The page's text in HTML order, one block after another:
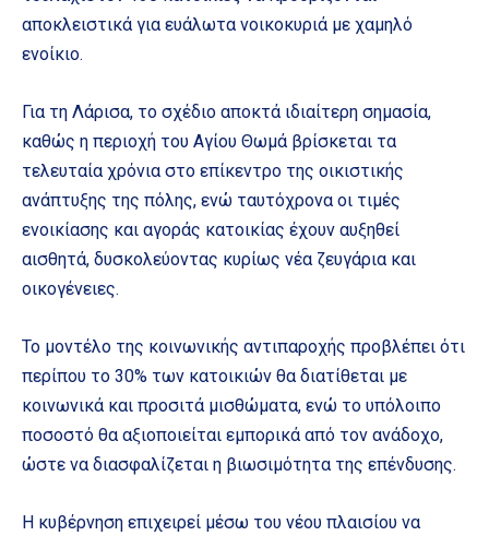
αποκλειστικά για ευάλωτα νοικοκυριά με χαμηλό
ενοίκιο.
Για τη Λάρισα, το σχέδιο αποκτά ιδιαίτερη σημασία,
καθώς η περιοχή του Αγίου Θωμά βρίσκεται τα
τελευταία χρόνια στο επίκεντρο της οικιστικής
ανάπτυξης της πόλης, ενώ ταυτόχρονα οι τιμές
ενοικίασης και αγοράς κατοικίας έχουν αυξηθεί
αισθητά, δυσκολεύοντας κυρίως νέα ζευγάρια και
οικογένειες.
Το μοντέλο της κοινωνικής αντιπαροχής προβλέπει ότι
περίπου το 30% των κατοικιών θα διατίθεται με
κοινωνικά και προσιτά μισθώματα, ενώ το υπόλοιπο
ποσοστό θα αξιοποιείται εμπορικά από τον ανάδοχο,
ώστε να διασφαλίζεται η βιωσιμότητα της επένδυσης.
Η κυβέρνηση επιχειρεί μέσω του νέου πλαισίου να